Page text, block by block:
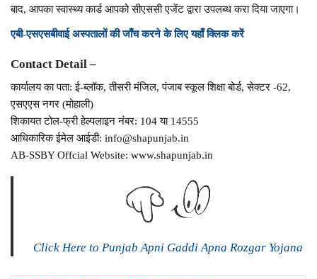
बाद, आपका स्वास्थ्य कार्ड आपको सीएससी एजेंट द्वारा उपलब्ध करा दिया जाएगा।
एबी-एसएसबीवाई अस्पतालों की जाँच करने के लिए यहाँ क्लिक करें
Contact Detail –
कार्यालय का पता: ई-ब्लॉक, तीसरी मंजिल, पंजाब स्कूल शिक्षा बोर्ड, सेक्टर -62,
एसएएस नगर (मोहाली)
शिकायत टोल-फ्री हेल्पलाइन नंबर: 104 या 14555
आधिकारिक ईमेल आईडी: info@shapunjab.in
AB-SSBY Offcial Website: www.shapunjab.in
Click Here to Punjab Apni Gaddi Apna Rozgar Yojana